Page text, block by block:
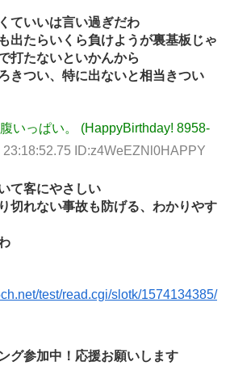
ていいは言い過ぎだわ
出たらいくら負けようが裏基板じゃ
打たないといかんから
きつい、特に出ないと相当きつい
いっぱい。 (HappyBirthday! 8958-
23:18:52.75 ID:z4WeEZNl0HAPPY
て客にやさしい
切れない事故も防げる、わかりやす
test/read.cgi/slotk/1574134385/
グ参加中！応援お願いします